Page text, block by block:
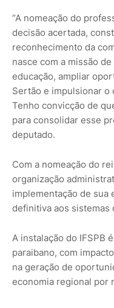
“A nomeação do
decisão acertada,
reconhecimento da
nasce com a missão
educação, ampliar
Sertão e impulsionar o
Tenho convicção de
para consolidar esse
deputado.
Com a nomeação do
organização
implementação de sua
definitiva aos sistemas
A instalação do IFSPB
paraibano, com
na geração de
economia regional por